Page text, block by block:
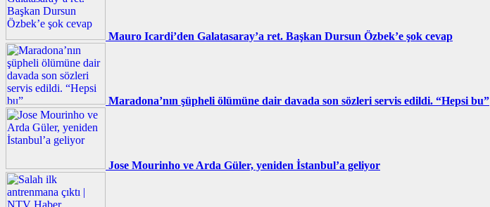
Mauro Icardi’den Galatasaray’a ret. Başkan Dursun Özbek’e şok cevap
Maradona’nın şüpheli ölümüne dair davada son sözleri servis edildi. “Hepsi bu”
Jose Mourinho ve Arda Güler, yeniden İstanbul’a geliyor